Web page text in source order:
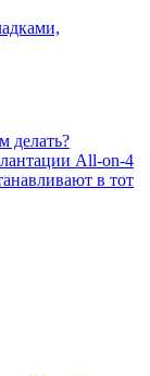
делать?
All-on-4
в тот